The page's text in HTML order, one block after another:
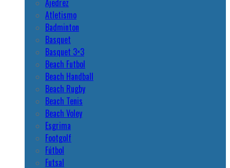
Ajedrez
Atletismo
Badminton
Basquet
Basquet 3×3
Beach Futbol
Beach Handball
Beach Rugby
Beach Tenis
Beach Voley
Esgrima
Footgolf
Fútbol
Futsal